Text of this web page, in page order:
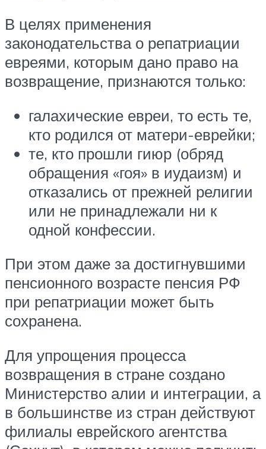
В целях применения
законодательства о репатриации
евреями, которым дано право на
возвращение, признаются только:
галахические евреи, то есть те,
кто родился от матери-еврейки;
те, кто прошли гиюр (обряд
обращения «гоя» в иудаизм) и
отказались от прежней религии
или не принадлежали ни к
одной конфессии.
При этом даже за достигнувшими
пенсионного возрасте пенсия РФ
при репатриации может быть
сохранена.
Для упрощения процесса
возвращения в стране создано
Министерство алии и интеграции, а
в большинстве из стран действуют
филиалы еврейского агентства